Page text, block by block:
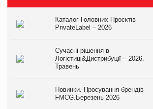
Каталог Головних Проєктів
PrivateLabel – 2026
Сучасні рішення в
Логістиці&Дистрибуції – 2026.
Травень
Новинки. Просування брендів
FMCG.Березень 2026